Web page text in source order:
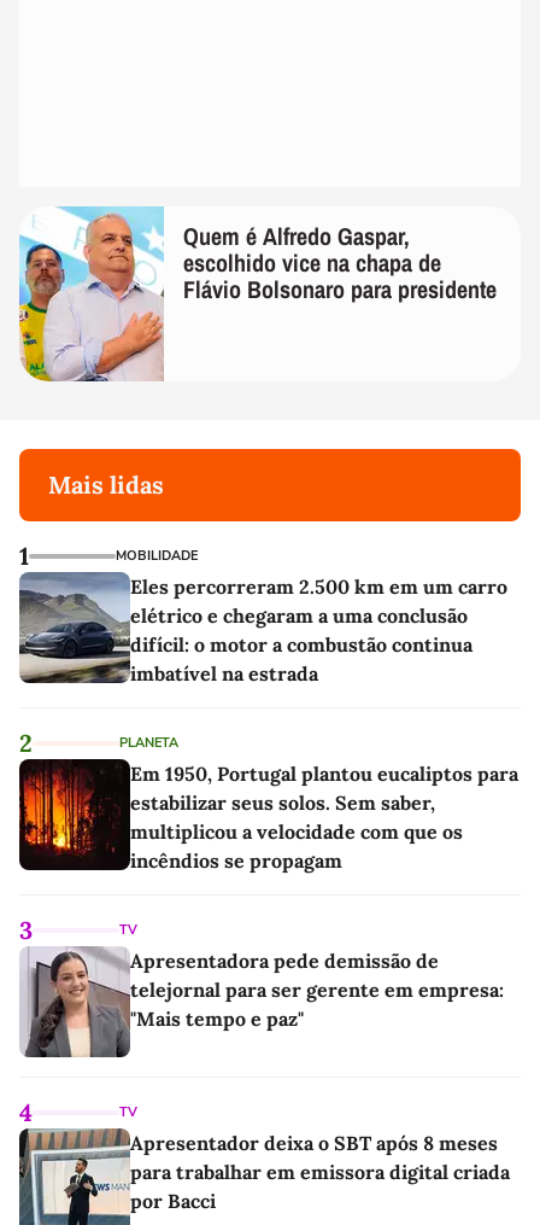
Quem é Alfredo Gaspar,
escolhido vice na chapa de
Flávio Bolsonaro para presidente
Mais lidas
1 MOBILIDADE
Eles percorreram 2.500 km em um carro
elétrico e chegaram a uma conclusão
difícil: o motor a combustão continua
imbatível na estrada
2 PLANETA
Em 1950, Portugal plantou eucaliptos para
estabilizar seus solos. Sem saber,
multiplicou a velocidade com que os
incêndios se propagam
3 TV
Apresentadora pede demissão de
telejornal para ser gerente em empresa:
"Mais tempo e paz"
4 TV
Apresentador deixa o SBT após 8 meses
para trabalhar em emissora digital criada
por Bacci